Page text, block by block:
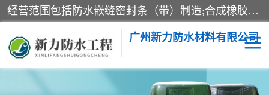
经营范围包括防水嵌缝密封条（带）制造;合成橡胶制造（监控化学品、危险化学品除外）;沥青混合物制造;防水胶粘带制造;其他合成材料制造（监控化学品、危险化学品除外）;涂料制造（监控化学品、危险化学品除外）;建筑结构防水补漏;防水建筑材料制造;粘合剂制造（监控化学品、危险化学品除外）;涂料零售;广州新力防水材料有限公司具有1处分支机构。
广州新力防水材料有限公司